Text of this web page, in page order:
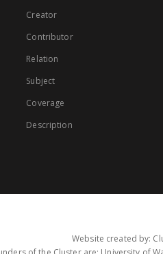
Creator
Contributor
Relation
Subject
Coverage
Description
Website created by: